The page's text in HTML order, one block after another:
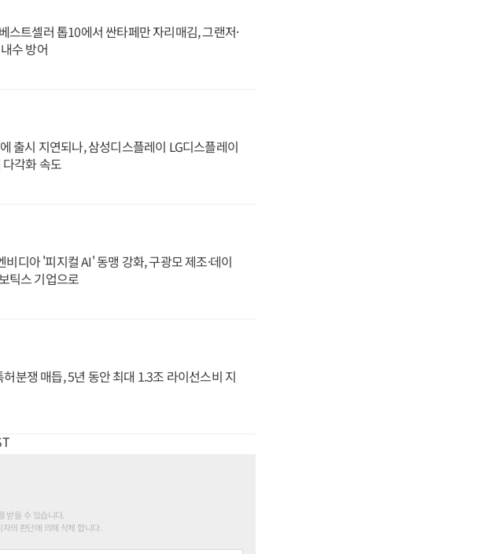
스트셀러 톱10에서 싼타페만 자리매김, 그랜저·
수 방어
출시 지연되나, 삼성디스플레이 LG디스플레이
각화 속도
디아 '피지컬 AI' 동맹 강화, 구광모 제조·데이
틱스 기업으로
분쟁 매듭, 5년 동안 최대 1.3조 라이선스비 지
받을 수 있습니다.
의 판단에 의해 삭제 합니다.